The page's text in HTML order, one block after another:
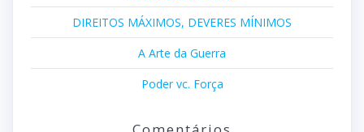
DIREITOS MÁXIMOS, DEVERES MÍNIMOS
A Arte da Guerra
Poder vc. Força